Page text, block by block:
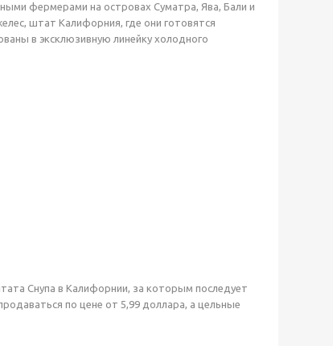
фермерами на островах Суматра, Ява, Бали и
штат Калифорния, где они готовятся
в эксклюзивную линейку холодного
Снупа в Калифорнии, за которым последует
по цене от 5,99 доллара, а цельные